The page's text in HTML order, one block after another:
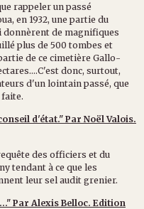
rappeler un passé
en 1932, une partie du
de magnifiques
plus de 500 tombes et
de ce cimetière Gallo-
donc, surtout,
d'un lointain passé, que
d'état." Par Noël Valois.
des officiers et du
tendant à ce que les
leur sel audit grenier.
..." Par Alexis Belloc. Edition